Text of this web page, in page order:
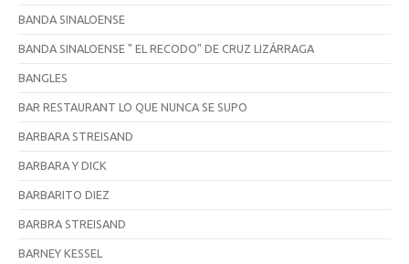
BANDA SINALOENSE
BANDA SINALOENSE " EL RECODO" DE CRUZ LIZÁRRAGA
BANGLES
BAR RESTAURANT LO QUE NUNCA SE SUPO
BARBARA STREISAND
BARBARA Y DICK
BARBARITO DIEZ
BARBRA STREISAND
BARNEY KESSEL